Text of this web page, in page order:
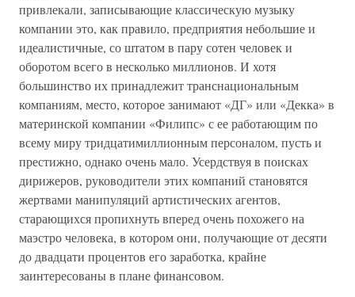
привлекали, записывающие классическую музыку
компании это, как правило, предприятия небольшие и
идеалистичные, со штатом в пару сотен человек и
оборотом всего в несколько миллионов. И хотя
большинство их принадлежит транснациональным
компаниям, место, которое занимают «ДГ» или «Декка» в
материнской компании «Филипс» с ее работающим по
всему миру тридцатимиллионным персоналом, пусть и
престижно, однако очень мало. Усердствуя в поисках
дирижеров, руководители этих компаний становятся
жертвами манипуляций артистических агентов,
старающихся пропихнуть вперед очень похожего на
маэстро человека, в котором они, получающие от десяти
до двадцати процентов его заработка, крайне
заинтересованы в плане финансовом.